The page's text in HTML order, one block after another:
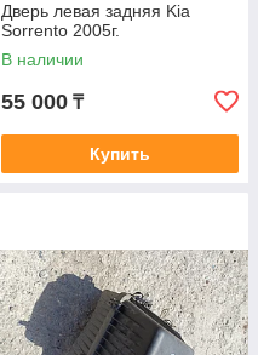
Дверь левая задняя Kia
Sorrento 2005г.
В наличии
55 000 ₸
Купить